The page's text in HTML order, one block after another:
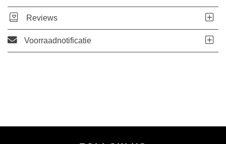
Reviews
Voorraadnotificatie